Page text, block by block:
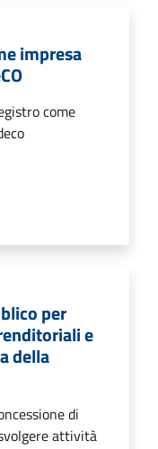
impresa
come
per
e
della
di
attività